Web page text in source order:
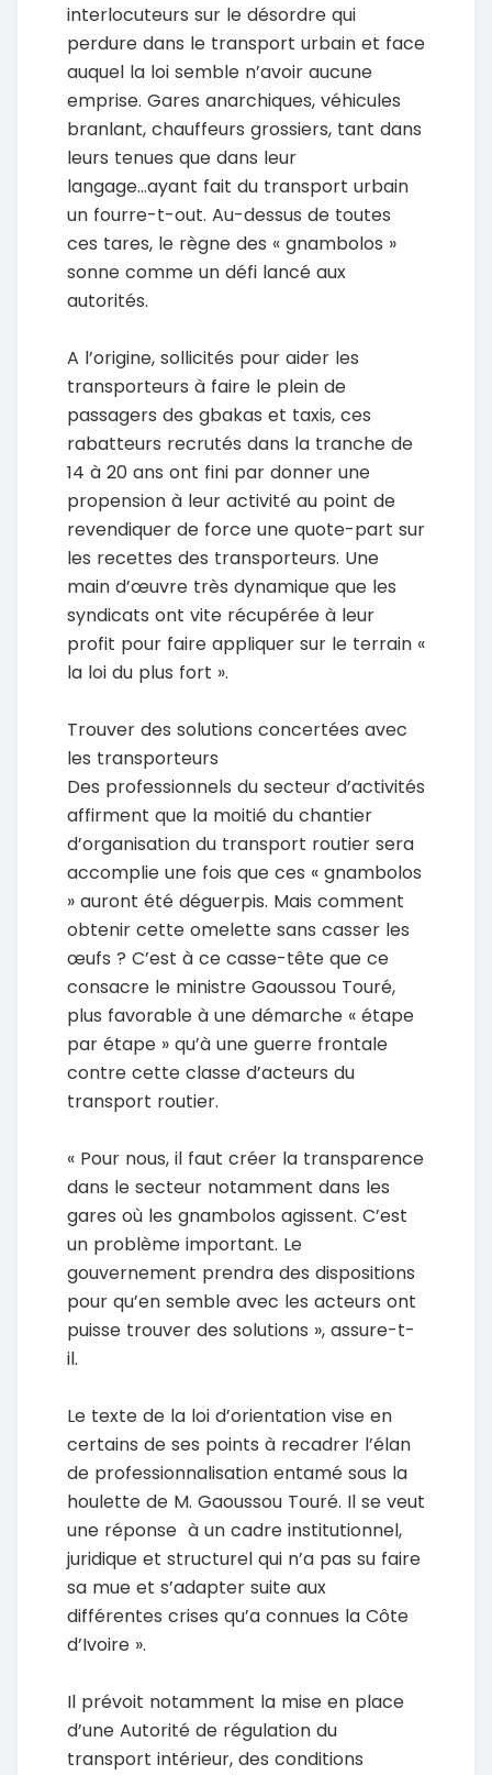
interlocuteurs sur le désordre qui
perdure dans le transport urbain et face
auquel la loi semble n’avoir aucune
emprise. Gares anarchiques, véhicules
branlant, chauffeurs grossiers, tant dans
leurs tenues que dans leur
langage...ayant fait du transport urbain
un fourre-t-out. Au-dessus de toutes
ces tares, le règne des « gnambolos »
sonne comme un défi lancé aux
autorités.
A l’origine, sollicités pour aider les
transporteurs à faire le plein de
passagers des gbakas et taxis, ces
rabatteurs recrutés dans la tranche de
14 à 20 ans ont fini par donner une
propension à leur activité au point de
revendiquer de force une quote-part sur
les recettes des transporteurs. Une
main d’œuvre très dynamique que les
syndicats ont vite récupérée à leur
profit pour faire appliquer sur le terrain «
la loi du plus fort ».
Trouver des solutions concertées avec
les transporteurs
Des professionnels du secteur d’activités
affirment que la moitié du chantier
d’organisation du transport routier sera
accomplie une fois que ces « gnambolos
» auront été déguerpis. Mais comment
obtenir cette omelette sans casser les
œufs ? C’est à ce casse-tête que ce
consacre le ministre Gaoussou Touré,
plus favorable à une démarche « étape
par étape » qu’à une guerre frontale
contre cette classe d’acteurs du
transport routier.
« Pour nous, il faut créer la transparence
dans le secteur notamment dans les
gares où les gnambolos agissent. C’est
un problème important. Le
gouvernement prendra des dispositions
pour qu’en semble avec les acteurs ont
puisse trouver des solutions », assure-t-
il.
Le texte de la loi d’orientation vise en
certains de ses points à recadrer l’élan
de professionnalisation entamé sous la
houlette de M. Gaoussou Touré. Il se veut
une réponse à un cadre institutionnel,
juridique et structurel qui n’a pas su faire
sa mue et s’adapter suite aux
différentes crises qu’a connues la Côte
d’Ivoire ».
Il prévoit notamment la mise en place
d’une Autorité de régulation du
transport intérieur, des conditions